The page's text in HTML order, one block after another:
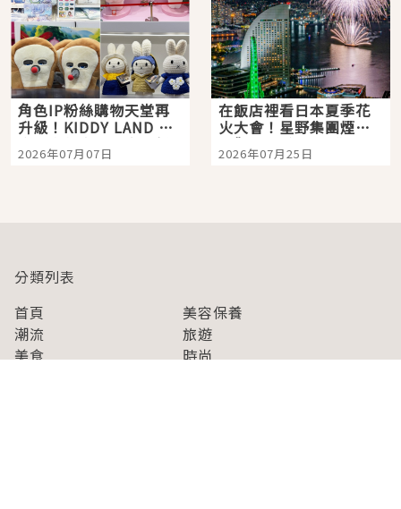
角色IP粉絲購物天堂再
升級！KIDDY LAND 原
宿店吉伊卡哇迎客，新
開幕 OMOKADO 店3分
2026年07月07日
在飯店裡看日本夏季花
火大會！星野集團煙火
景觀飯店6選，讓你不用
人擠人悠閒欣賞
2026年07月25日
分類列表
首頁
美容保養
潮流
旅遊
美食
時尚